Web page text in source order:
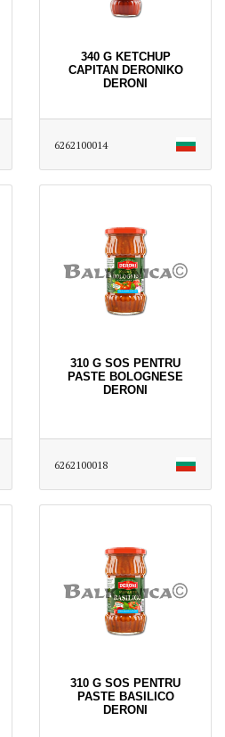
340 G KETCHUP
CAPITAN DERONIKO
DERONI
6262100014
310 G SOS PENTRU
PASTE BOLOGNESE
DERONI
6262100018
310 G SOS PENTRU
PASTE BASILICO
DERONI